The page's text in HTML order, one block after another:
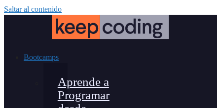
Saltar al contenido
Bootcamps
Aprende a
Programar